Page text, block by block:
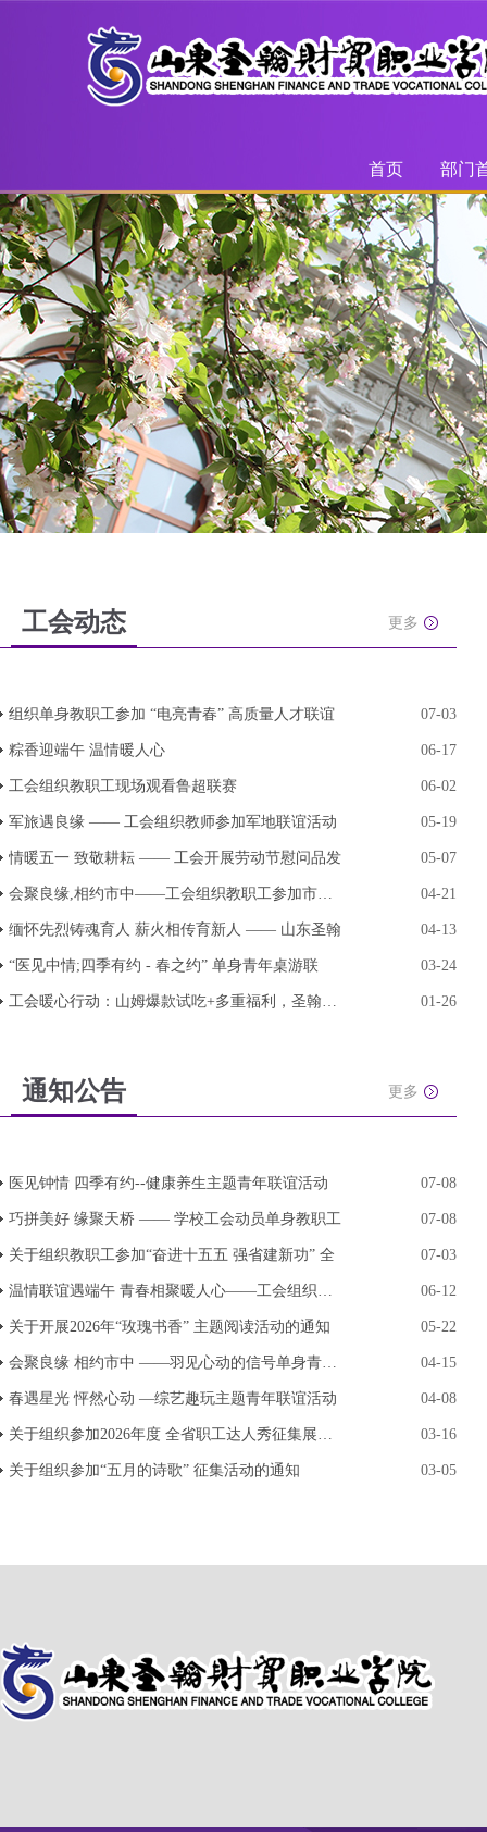
首页 部门
工会动态 更多
组织单身教职工参加 “电亮青春” 高质量人才联谊 07-03
粽香迎端午 温情暖人心 06-17
工会组织教职工现场观看鲁超联赛 06-02
军旅遇良缘 —— 工会组织教师参加军地联谊活动 05-19
情暖五一 致敬耕耘 —— 工会开展劳动节慰问品发 05-07
会聚良缘,相约市中——工会组织教职工参加市中区 04-21
缅怀先烈铸魂育人 薪火相传育新人 —— 山东圣翰 04-13
“医见中情;四季有约 - 春之约” 单身青年桌游联 03-24
工会暖心行动：山姆爆款试吃+多重福利，圣翰教师 01-26
通知公告 更多
医见钟情 四季有约--健康养生主题青年联谊活动 07-08
巧拼美好 缘聚天桥 —— 学校工会动员单身教职工 07-08
关于组织教职工参加“奋进十五五 强省建新功” 全 07-03
温情联谊遇端午 青春相聚暖人心——工会组织单身 06-12
关于开展2026年“玫瑰书香” 主题阅读活动的通知 05-22
会聚良缘 相约市中 ——羽见心动的信号单身青年交 04-15
春遇星光 怦然心动 —综艺趣玩主题青年联谊活动 04-08
关于组织参加2026年度 全省职工达人秀征集展示活 03-16
关于组织参加“五月的诗歌” 征集活动的通知 03-05